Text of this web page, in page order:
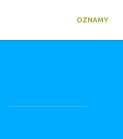
OZNAMY